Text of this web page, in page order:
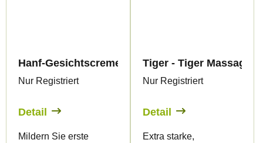
Hanf-Gesichtscreme gegen erste Fältchen, 50
Nur Registriert
Detail
Mildern Sie erste
Tiger - Tiger Massage
Nur Registriert
Detail
Extra starke,